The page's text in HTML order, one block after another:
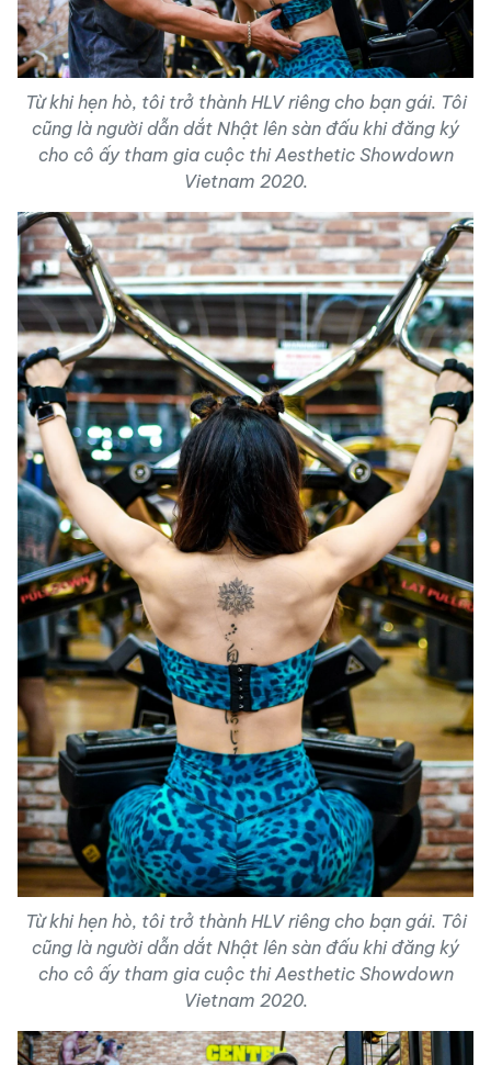
Từ khi hẹn hò, tôi trở thành HLV riêng cho bạn gái. Tôi
cũng là người dẫn dắt Nhật lên sàn đấu khi đăng ký
cho cô ấy tham gia cuộc thi Aesthetic Showdown
Vietnam 2020.
Từ khi hẹn hò, tôi trở thành HLV riêng cho bạn gái. Tôi
cũng là người dẫn dắt Nhật lên sàn đấu khi đăng ký
cho cô ấy tham gia cuộc thi Aesthetic Showdown
Vietnam 2020.